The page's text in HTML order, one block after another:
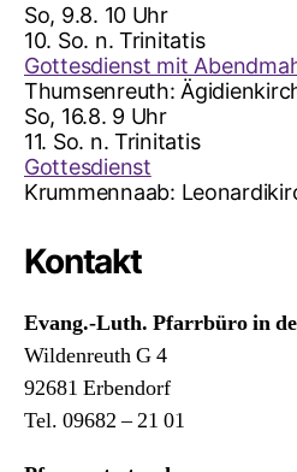
So, 9.8. 10 Uhr
10. So. n. Trinitatis
Gottesdienst mit
Thumsenreuth:
So, 16.8. 9 Uhr
11. So. n. Trinitatis
Gottesdienst
Krummennaab:
Kontakt
Evang.-Luth. Pfarrbüro in
Wildenreuth G 4
92681 Erbendorf
Tel. 09682 – 21 01